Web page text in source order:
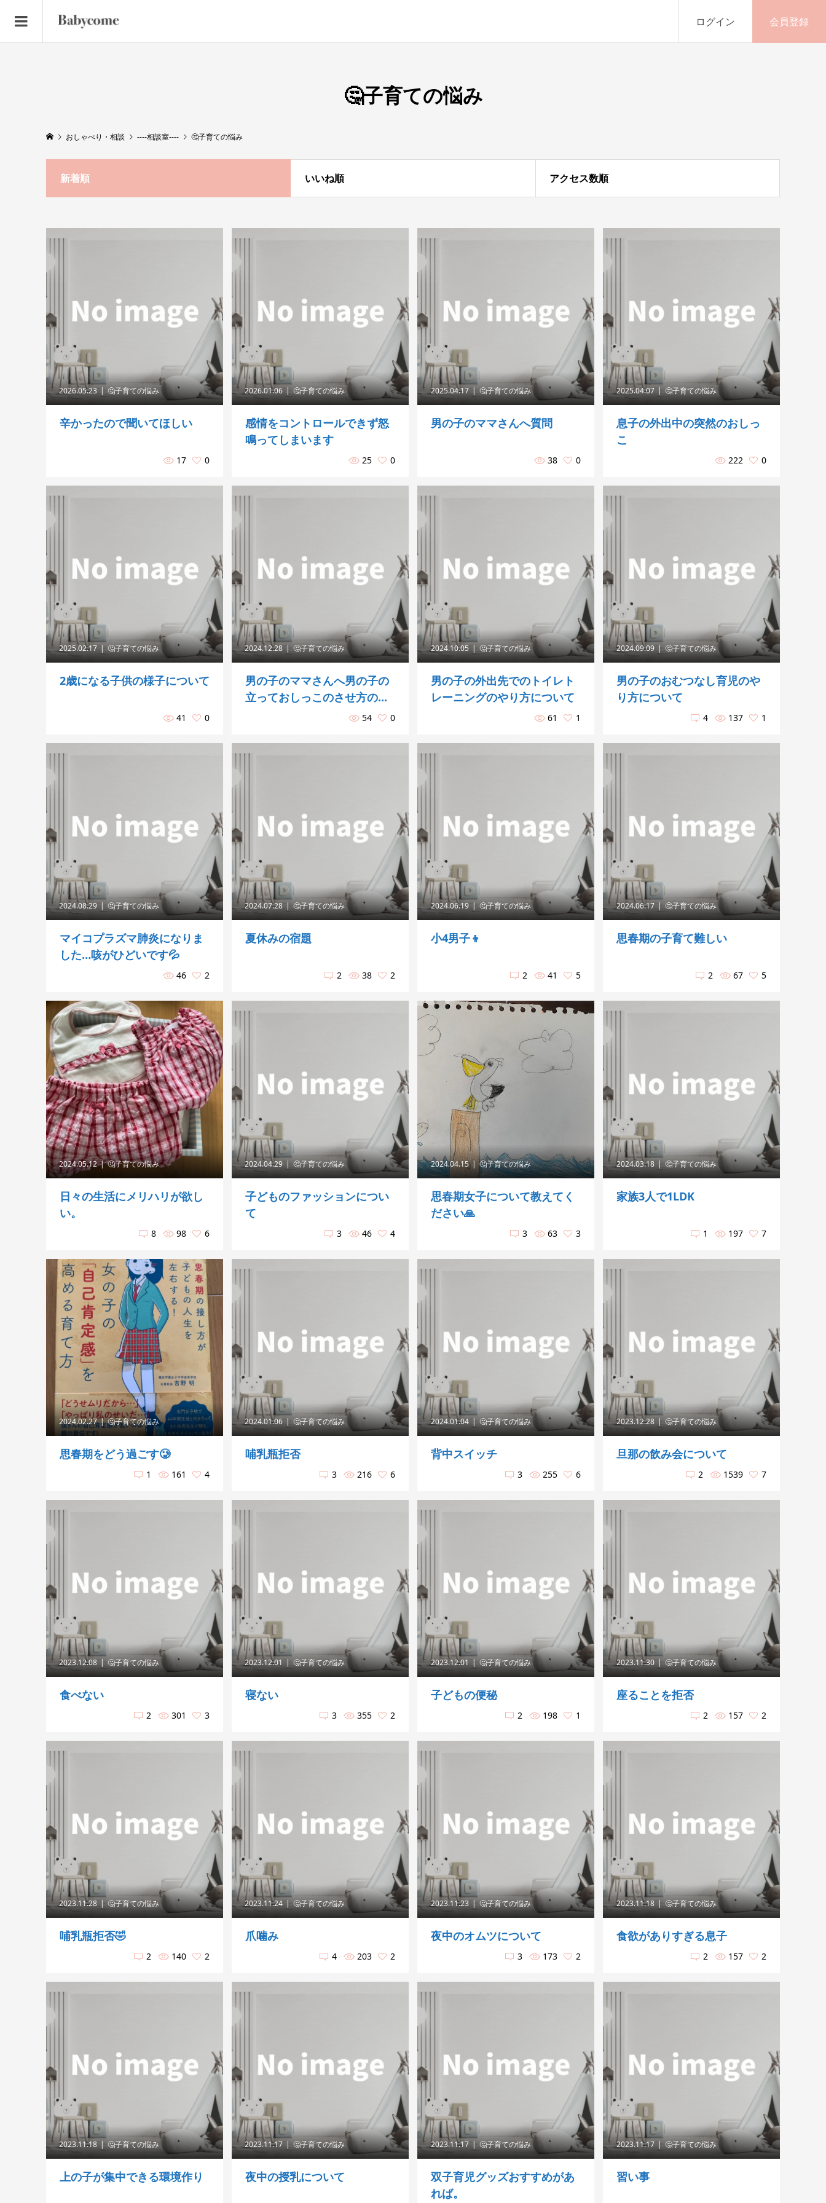
ログイン 会員登録
🤔子育ての悩み
おしゃべり・相談 ----相談室---- 🤔子育ての悩み
新着順 いいね順 アクセス数順
2026.05.23 🤔子育ての悩み
辛かったので聞いてほしい
17 0
2026.01.06 🤔子育ての悩み
感情をコントロールできず怒
鳴ってしまいます
25 0
2025.04.17 🤔子育ての悩み
男の子のママさんへ質問
38 0
2025.04.07 🤔子育ての悩み
息子の外出中の突然のおしっ
こ
222 0
2025.02.17 🤔子育ての悩み
2歳になる子供の様子について
41 0
2024.12.28 🤔子育ての悩み
男の子のママさんへ男の子の
立っておしっこのさせ方の...
54 0
2024.10.05 🤔子育ての悩み
男の子の外出先でのトイレト
レーニングのやり方について
61 1
2024.09.09 🤔子育ての悩み
男の子のおむつなし育児のや
り方について
4 137 1
2024.08.29 🤔子育ての悩み
マイコプラズマ肺炎になりま
した…咳がひどいです💦
46 2
2024.07.28 🤔子育ての悩み
夏休みの宿題
2 38 2
2024.06.19 🤔子育ての悩み
小4男子👦
2 41 5
2024.06.17 🤔子育ての悩み
思春期の子育て難しい
2 67 5
2024.05.12 🤔子育ての悩み
日々の生活にメリハリが欲し
い。
8 98 6
2024.04.29 🤔子育ての悩み
子どものファッションについ
て
3 46 4
2024.04.15 🤔子育ての悩み
思春期女子について教えてく
ださい🙏
3 63 3
2024.03.18 🤔子育ての悩み
家族3人で1LDK
1 197 7
2024.02.27 🤔子育ての悩み
思春期をどう過ごす🥲
1 161 4
2024.01.06 🤔子育ての悩み
哺乳瓶拒否
3 216 6
2024.01.04 🤔子育ての悩み
背中スイッチ
3 255 6
2023.12.28 🤔子育ての悩み
旦那の飲み会について
2 1539 7
2023.12.08 🤔子育ての悩み
食べない
2 301 3
2023.12.01 🤔子育ての悩み
寝ない
3 355 2
2023.12.01 🤔子育ての悩み
子どもの便秘
2 198 1
2023.11.30 🤔子育ての悩み
座ることを拒否
2 157 2
2023.11.28 🤔子育ての悩み
哺乳瓶拒否🤣
2 140 2
2023.11.24 🤔子育ての悩み
爪噛み
4 203 2
2023.11.23 🤔子育ての悩み
夜中のオムツについて
3 173 2
2023.11.18 🤔子育ての悩み
食欲がありすぎる息子
2 157 2
2023.11.18 🤔子育ての悩み
上の子が集中できる環境作り
2023.11.17 🤔子育ての悩み
夜中の授乳について
2023.11.17 🤔子育ての悩み
双子育児グッズおすすめがあ
れば。
2023.11.17 🤔子育ての悩み
習い事